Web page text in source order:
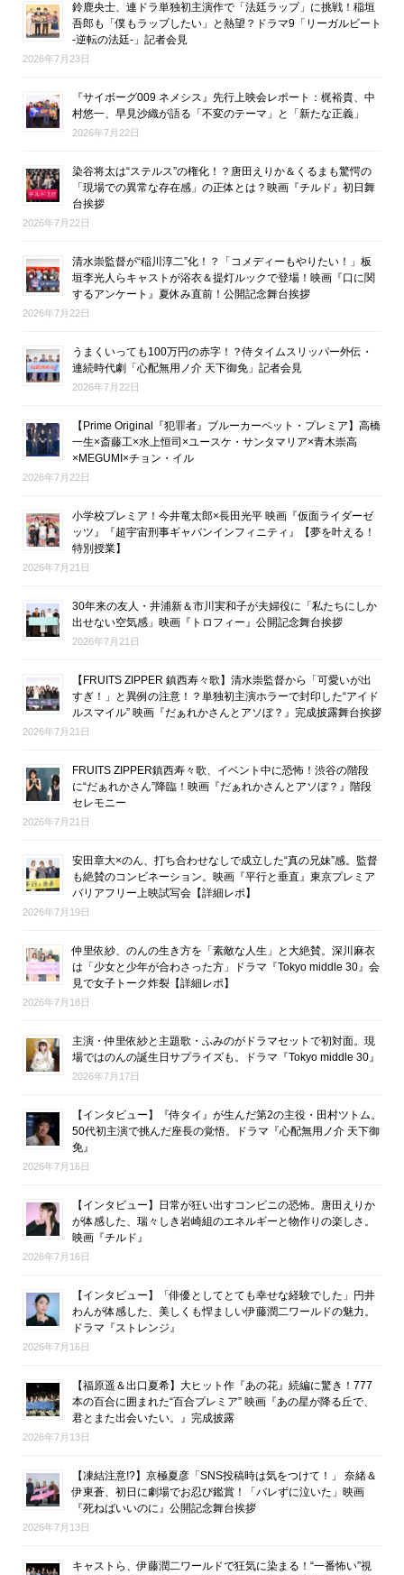
鈴鹿央士、連ドラ単独初主演作で「法廷ラップ」に挑戦！稲垣
吾郎も「僕もラップしたい」と熱望？ドラマ9「リーガルビート
-逆転の法廷-」記者会見
2026年7月23日
『サイボーグ009 ネメシス』先行上映会レポート：梶裕貴、中
村悠一、早見沙織が語る「不変のテーマ」と「新たな正義」
2026年7月22日
染谷将太は“ステルス”の権化！？唐田えりか＆くるまも驚愕の
「現場での異常な存在感」の正体とは？映画『チルド』初日舞
台挨拶
2026年7月22日
清水崇監督が“稲川淳二”化！？「コメディーもやりたい！」板
垣李光人らキャストが浴衣＆提灯ルックで登場！映画『口に関
するアンケート』夏休み直前！公開記念舞台挨拶
2026年7月22日
うまくいっても100万円の赤字！？侍タイムスリッパー外伝・
連続時代劇「心配無用ノ介 天下御免」記者会見
2026年7月22日
【Prime Original『犯罪者』ブルーカーペット・プレミア】高橋
一生×斎藤工×水上恒司×ユースケ・サンタマリア×青木崇高
×MEGUMI×チョン・イル
2026年7月22日
小学校プレミア！今井竜太郎×長田光平 映画『仮面ライダーゼ
ッツ』『超宇宙刑事ギャバンインフィニティ』【夢を叶える！
特別授業】
2026年7月21日
30年来の友人・井浦新＆市川実和子が夫婦役に「私たちにしか
出せない空気感」映画『トロフィー』公開記念舞台挨拶
2026年7月21日
【FRUITS ZIPPER 鎮西寿々歌】清水崇監督から「可愛いが出
すぎ！」と異例の注意！？単独初主演ホラーで封印した“アイド
ルスマイル” 映画『だぁれかさんとアソぼ？』完成披露舞台挨拶
2026年7月21日
FRUITS ZIPPER鎮西寿々歌、イベント中に恐怖！渋谷の階段
に“だぁれかさん”降臨！映画『だぁれかさんとアソぼ？』階段
セレモニー
2026年7月21日
安田章大×のん、打ち合わせなしで成立した“真の兄妹”感。監督
も絶賛のコンビネーション。映画『平行と垂直』東京プレミア
バリアフリー上映試写会【詳細レポ】
2026年7月19日
仲里依紗、のんの生き方を「素敵な人生」と大絶賛。深川麻衣
は「少女と少年が合わさった方」ドラマ『Tokyo middle 30』会
見で女子トーク炸裂【詳細レポ】
2026年7月18日
主演・仲里依紗と主題歌・ふみのがドラマセットで初対面。現
場ではのんの誕生日サプライズも。ドラマ『Tokyo middle 30』
2026年7月17日
【インタビュー】『侍タイ』が生んだ第2の主役・田村ツトム。
50代初主演で挑んだ座長の覚悟。ドラマ『心配無用ノ介 天下御
免』
2026年7月16日
【インタビュー】日常が狂い出すコンビニの恐怖。唐田えりか
が体感した、瑞々しき岩崎組のエネルギーと物作りの楽しさ。
映画『チルド』
2026年7月16日
【インタビュー】「俳優としてとても幸せな経験でした」円井
わんが体感した、美しくも悍ましい伊藤潤二ワールドの魅力。
ドラマ『ストレンジ』
2026年7月16日
【福原遥＆出口夏希】大ヒット作『あの花』続編に驚き！777
本の百合に囲まれた“百合プレミア” 映画『あの星が降る丘で、
君とまた出会いたい。』完成披露
2026年7月13日
【凍結注意!?】京極夏彦「SNS投稿時は気をつけて！」 奈緒＆
伊東蒼、初日に劇場でお忍び鑑賞！「バレずに泣いた」映画
『死ねばいいのに』公開記念舞台挨拶
2026年7月13日
キャストら、伊藤潤二ワールドで狂気に染まる！“一番怖い”視